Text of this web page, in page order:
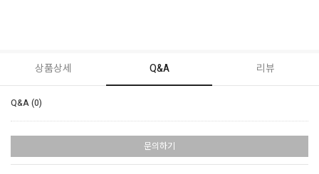
상품상세 Q&A 리뷰
Q&A (0)
문의하기